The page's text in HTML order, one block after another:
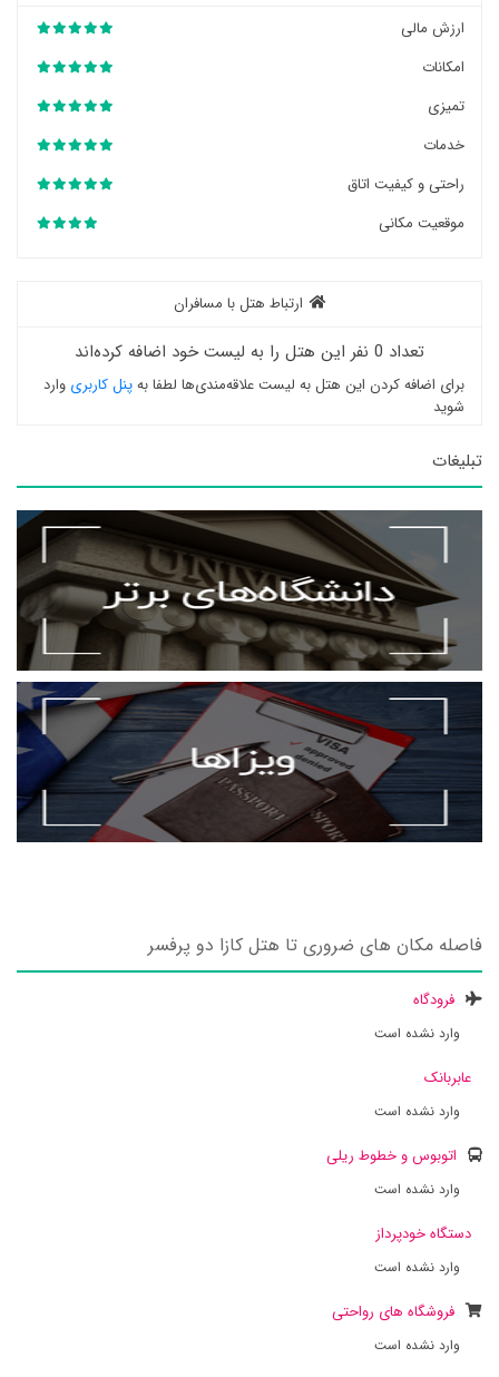
ارزش مالی
امکانات
تمیزی
خدمات
راحتی و کیفیت اتاق
موقعیت مکانی
ارتباط هتل با مسافران
تعداد 0 نفر این هتل را به لیست خود اضافه کرده‌اند
برای اضافه کردن این هتل به لیست علاقه‌مندی‌ها لطفا بهپنل کاربری وارد
شوید
تبلیغات
فاصله مکان های ضروری تا هتل کازا دو پرفسر
فرودگاه
وارد نشده است
عابربانک
وارد نشده است
اتوبوس و خطوط ریلی
وارد نشده است
دستگاه خودپرداز
وارد نشده است
فروشگاه های رواحتی
وارد نشده است